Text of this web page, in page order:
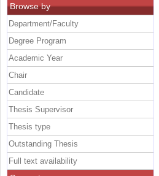
Browse by
Department/Faculty
Degree Program
Academic Year
Chair
Candidate
Thesis Supervisor
Thesis type
Outstanding Thesis
Full text availability